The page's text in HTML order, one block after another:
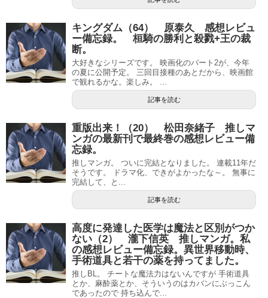
キングダム（64） 原泰久 感想レビュ
ー備忘録。 桓騎の勝利と殺戮+王の裁
断。
大好きなシリーズです。 映画化のパート2が、今年
の夏に公開予定。 三回目接種のあとだから、映画館
で観れるかな。楽しみ。 ...
記事を読む
重版出来！（20） 松田奈緒子 推しマ
ンガの最新刊で最終巻の感想レビュー備
忘録。
推しマンガ。 ついに完結となりました。 連載11年だ
そうです。 ドラマ化、できがよかったな～。 無事に
完結して、と...
記事を読む
高度に発達した医学は魔法と区別がつか
ない（2） 瀧下信英 推しマンガ。私
の感想レビュー備忘録。異世界移動時、
手術道具と若干の薬を持ってました。
推しBL。 チートな魔法力はないんですが 手術道具
とか、麻酔薬とか、そういうのはカバンにぶっこん
であったので 持ち込んで...